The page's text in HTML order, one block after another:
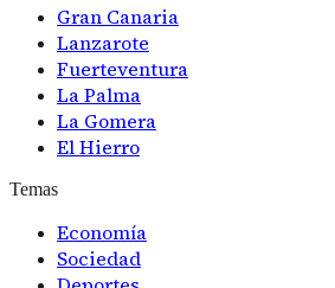
Gran Canaria
Lanzarote
Fuerteventura
La Palma
La Gomera
El Hierro
Temas
Economía
Sociedad